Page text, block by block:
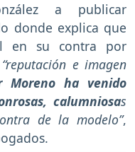
a publicar
donde explica que
en su contra por
“reputación e imagen
Moreno ha venido
calumniosas
de la modelo”,